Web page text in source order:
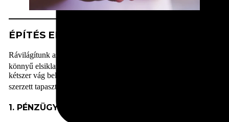
ÉPÍTÉS ELŐTT
Rávilágítunk azokra a részletekre is, amelyek felett laikusként
könnyű elsiklani
kétszer vág bele ekkora kalandba, mi heti két ház felépítésével
szerzett tapasztalatunkkal segítjük Önt a legbiztosabb úton
1. PÉNZÜGYI TERVEZÉS ÉS A „NULLADIK LÉPÉS”